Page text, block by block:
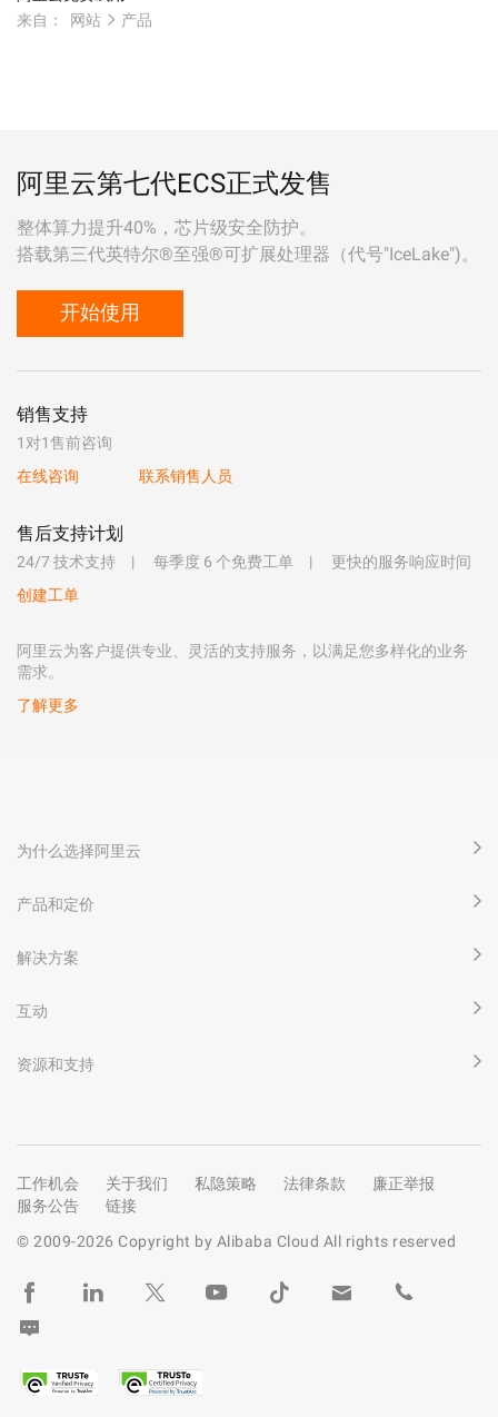
来自：
网站 产品
阿里云第七代ECS正式发售
整体算力提升40%，芯片级安全防护。
搭载第三代英特尔®至强®可扩展处理器（代号"IceLake")。
开始使用
销售支持
1对1售前咨询
在线咨询
联系销售人员
售后支持计划
24/7 技术支持 每季度 6 个免费工单
更快的服务响应时间
创建工单
阿里云为客户提供专业、灵活的支持服务，以满足您多样化的业务
需求。
了解更多
为什么选择阿里云
产品和定价
解决方案
互动
资源和支持
工作机会 关于我们 私隐策略 法律条款
廉正举报
服务公告
链接
© 2009-2026 Copyright by Alibaba Cloud All rights reserved